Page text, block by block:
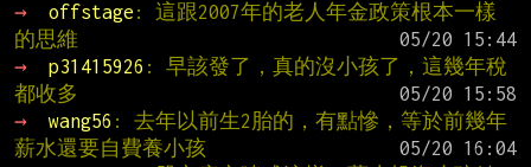
→
offstage : 這跟2007年的老人年金政策根本一樣
的思維
→
p31415926 : 早該發了，真的沒小孩了，這幾年稅
都收多
→
wang56 : 去年以前生2胎的，有點慘，等於前幾年
薪水還要自費養小孩